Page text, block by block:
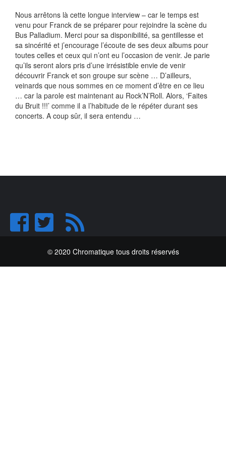
Nous arrêtons là cette longue interview – car le temps est
venu pour Franck de se préparer pour rejoindre la scène du
Bus Palladium. Merci pour sa disponibilité, sa gentillesse et
sa sincérité et j’encourage l’écoute de ses deux albums pour
toutes celles et ceux qui n’ont eu l’occasion de venir. Je parie
qu’ils seront alors pris d’une irrésistible envie de venir
découvrir Franck et son groupe sur scène … D’ailleurs,
veinards que nous sommes en ce moment d’être en ce lieu
… car la parole est maintenant au Rock’N’Roll. Alors, ‘Faites
du Bruit !!!’ comme il a l’habitude de le répéter durant ses
concerts. A coup sûr, il sera entendu …
© 2020 Chromatique tous droits réservés